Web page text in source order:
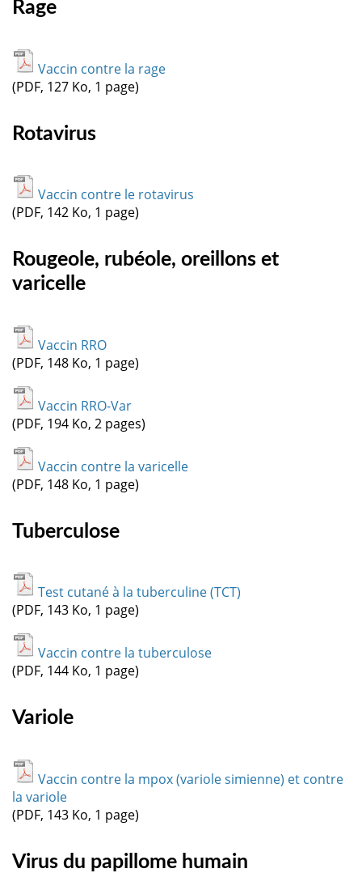
Rage
Vaccin contre la rage
(PDF, 127 Ko, 1 page)
Rotavirus
Vaccin contre le rotavirus
(PDF, 142 Ko, 1 page)
Rougeole, rubéole, oreillons et
varicelle
Vaccin RRO
(PDF, 148 Ko, 1 page)
Vaccin RRO-Var
(PDF, 194 Ko, 2 pages)
Vaccin contre la varicelle
(PDF, 148 Ko, 1 page)
Tuberculose
Test cutané à la tuberculine (TCT)
(PDF, 143 Ko, 1 page)
Vaccin contre la tuberculose
(PDF, 144 Ko, 1 page)
Variole
Vaccin contre la mpox (variole simienne) et contre
la variole
(PDF, 143 Ko, 1 page)
Virus du papillome humain